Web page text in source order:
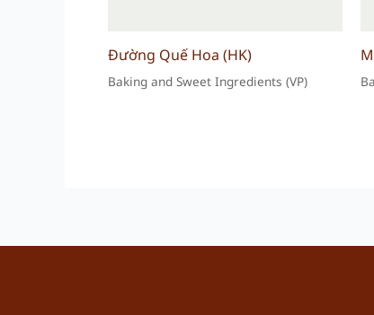
Đường Quế Hoa (HK)
Baking and Sweet Ingredients (VP)